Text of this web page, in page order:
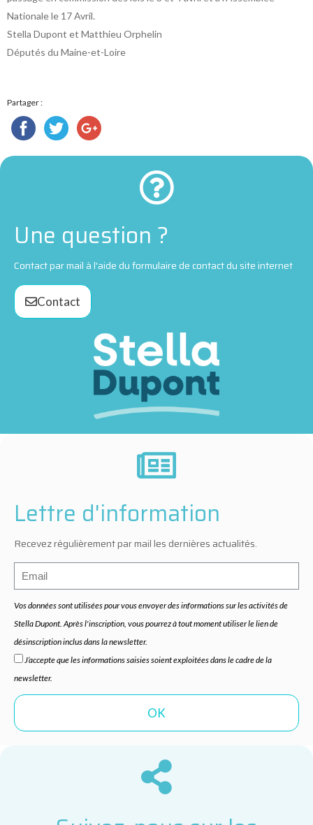
Nationale le 17 Avril.
Stella Dupont et Matthieu Orphelin
Députés du Maine-et-Loire
Partager :
Une question ?
Contact par mail à l'aide du formulaire de contact du site internet
Contact
Lettre d'information
Recevez régulièrement par mail les dernières actualités.
Vos données sont utilisées pour vous envoyer des informations sur les activités de
Stella Dupont. Après l'inscription, vous pourrez à tout moment utiliser le lien de
désinscription inclus dans la newsletter.
J’accepte que les informations saisies soient exploitées dans le cadre de la
newsletter.